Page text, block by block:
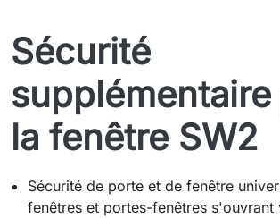
Sécurité
la fenêtre SW2
Sécurité de porte et de fenêtre
fenêtres et portes-fenêtres s'ouvrant